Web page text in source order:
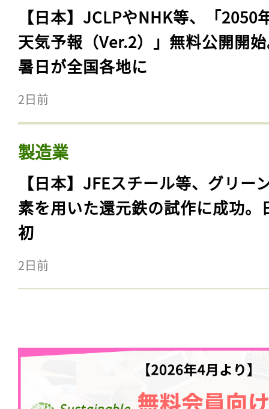
【日本】JCLPやNHK等、「2050
天気予報（Ver.2）」無料公開開
暑日が全国各地に
2日前
製造業
【日本】JFEスチール等、グリー
素を用いた還元鉄の試作に成功。
初
2日前